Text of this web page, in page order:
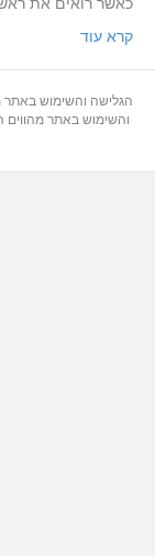
כאשר רואים את
קרא עוד
הגלישה והשימוש באתר
והשימוש באתר